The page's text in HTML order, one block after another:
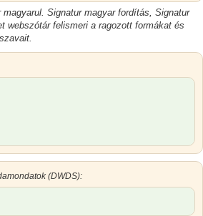
magyarul. Signatur magyarfordítás, Signatur
webszótár felismeri a ragozott formákat és
(DWDS):